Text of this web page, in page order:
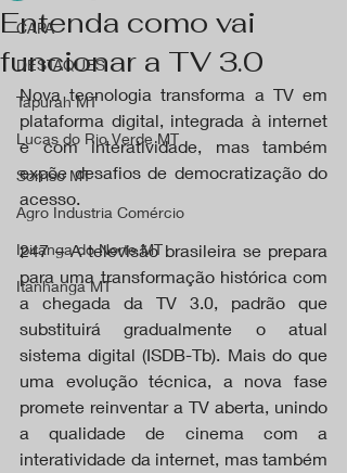
CAPA
DESTAQUES
Tapurah MT
Lucas do Rio Verde MT
Sorriso MT
Agro Industria Comércio
Ipiranga do Norte MT
Itanhangá MT
Entenda como vai
funcionar a TV 3.0
Nova tecnologia transforma a TV em
plataforma digital, integrada à internet
e com interatividade, mas também
expõe desafios de democratização do
acesso.
247 – A televisão brasileira se prepara
para uma transformação histórica com
a chegada da TV 3.0, padrão que
substituirá gradualmente o atual
sistema digital (ISDB-Tb). Mais do que
uma evolução técnica, a nova fase
promete reinventar a TV aberta, unindo
a qualidade de cinema com a
interatividade da internet, mas também